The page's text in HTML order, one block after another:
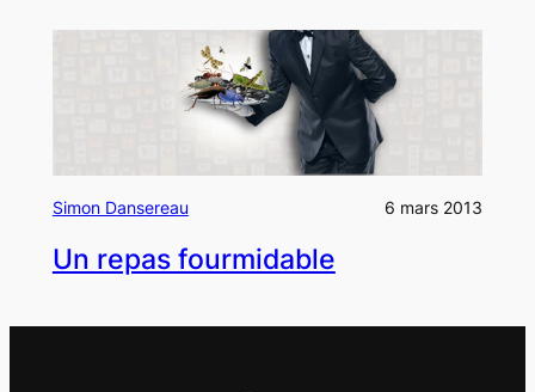
Simon Dansereau 6 mars 2013
Un repas fourmidable